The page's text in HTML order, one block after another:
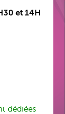
et 14H
dédiées